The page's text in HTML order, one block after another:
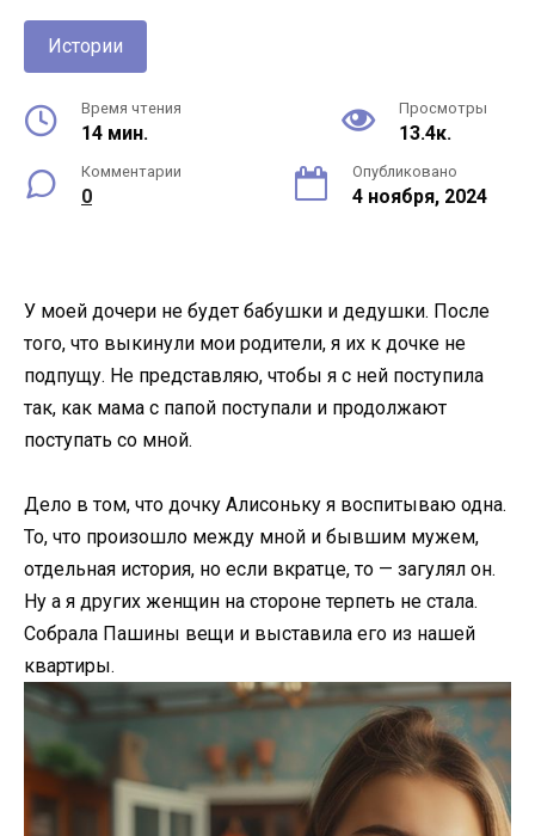
Истории
Время чтения
14 мин.
Просмотры
13.4к.
Комментарии
0
Опубликовано
4 ноября, 2024
У моей дочери не будет бабушки и дедушки. После
того, что выкинули мои родители, я их к дочке не
подпущу. Не представляю, чтобы я с ней поступила
так, как мама с папой поступали и продолжают
поступать со мной.
Дело в том, что дочку Алисоньку я воспитываю одна.
То, что произошло между мной и бывшим мужем,
отдельная история, но если вкратце, то — загулял он.
Ну а я других женщин на стороне терпеть не стала.
Собрала Пашины вещи и выставила его из нашей
квартиры.